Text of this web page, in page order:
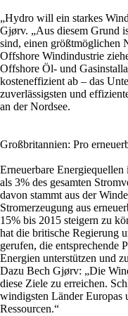
„Hydro will ein starkes
Gjørv. „Aus diesem Grund
sind, einen größtmöglichen
Offshore Windindustrie
Offshore Öl- und
kosteneffizient ab – das
zuverlässigsten und
an der Nordsee.
Großbritannien: Pro
Erneuerbare
als 3% des gesamten
davon stammt aus der
Stromerzeugung aus
15% bis 2015 steigern zu
hat die britische Regierung
gerufen, die entsprechende
Energien unterstützen und
Dazu Bech Gjørv: „Die
diese Ziele zu erreichen.
windigsten Länder Europas
Ressourcen.“